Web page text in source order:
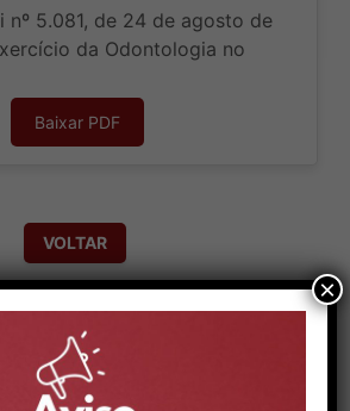
nº 5.081, de 24 de agosto de
da Odontologia no
Baixar PDF
VOLTAR
×